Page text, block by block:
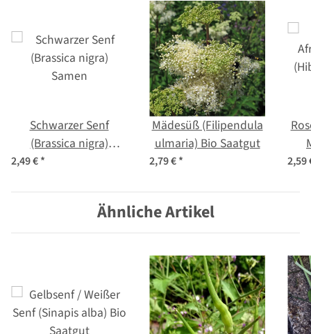
Schwarzer Senf
(Brassica nigra)
2,49 €*
Mädesüß (Filipendula
ulmaria) Bio Saatgut
2,79 €* 2,59
Ähnliche Artikel